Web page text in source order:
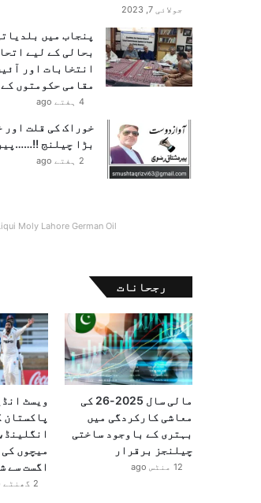
جولائی 7, 2023
پنجاب میں
بحالی کے لیے
انتخابات اور
مقامی حکومتوں
4 ہفتے ago
خوراک کی قلت اور
بڑا چیلنج
2 ہفتے ago
Moly Lahore German Oil
رجحانات
مالی سال 2025-26 کی
معاشی کارکردگی میں
بہتری کے باوجود ساختی
چیلنجز برقرار
12 منٹس ago
ویسٹ
پاکستان
اگست سے
2 گھنٹے ago